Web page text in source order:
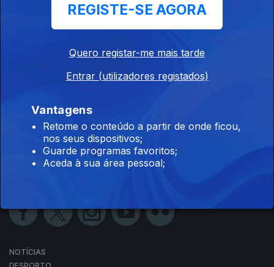
CarPlay
NOTÍCIAS
REGISTE-SE AGORA
Quero registar-me mais tarde
Entrar (utilizadores registados)
Vantagens
Retome o conteúdo a partir de onde ficou,
nos seus dispositivos;
Guarde programas favoritos;
Aceda à sua área pessoal;